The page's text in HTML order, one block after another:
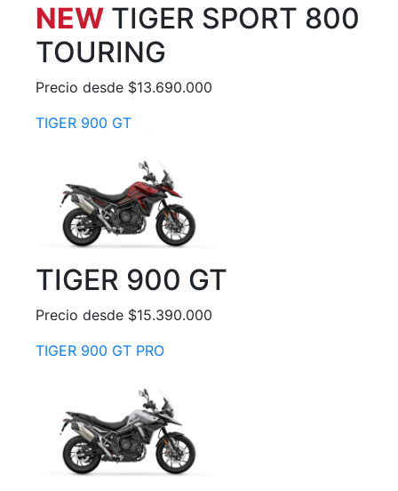
NEW TIGER SPORT 800
TOURING
Precio desde $13.690.000
TIGER 900 GT
TIGER 900 GT
Precio desde $15.390.000
TIGER 900 GT PRO